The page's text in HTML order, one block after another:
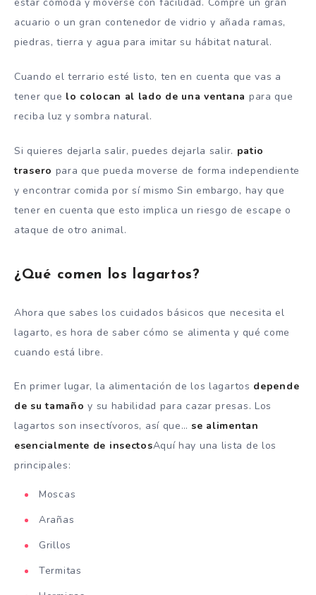
acuario o un gran contenedor de vidrio y añada ramas,
piedras, tierra y agua para imitar su hábitat natural.
Cuando el terrario esté listo, ten en cuenta que vas a
tener que lo colocan al lado de una ventana para que
reciba luz y sombra natural.
Si quieres dejarla salir, puedes dejarla salir. patio
trasero para que pueda moverse de forma independiente
y encontrar comida por sí mismo Sin embargo, hay que
tener en cuenta que esto implica un riesgo de escape o
ataque de otro animal.
¿Qué comen los lagartos?
Ahora que sabes los cuidados básicos que necesita el
lagarto, es hora de saber cómo se alimenta y qué come
cuando está libre.
En primer lugar, la alimentación de los lagartos depende
de su tamaño y su habilidad para cazar presas. Los
lagartos son insectívoros, así que…se alimentan
esencialmente de insectosAquí hay una lista de los
principales:
Moscas
Arañas
Grillos
Termitas